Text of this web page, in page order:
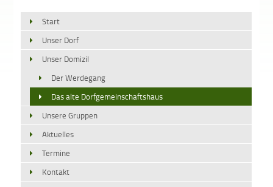
Start
Unser Dorf
Unser Domizil
Der Werdegang
Das alte Dorfgemeinschaftshaus
Unsere Gruppen
Aktuelles
Termine
Kontakt